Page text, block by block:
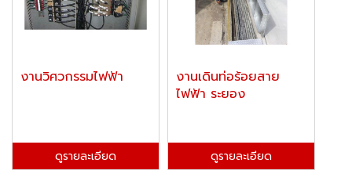
งานวิศวกรรมไฟฟ้า
ดูรายละเอียด
งานเดินท่อร้อยสาย
ไฟฟ้า ระยอง
ดูรายละเอียด